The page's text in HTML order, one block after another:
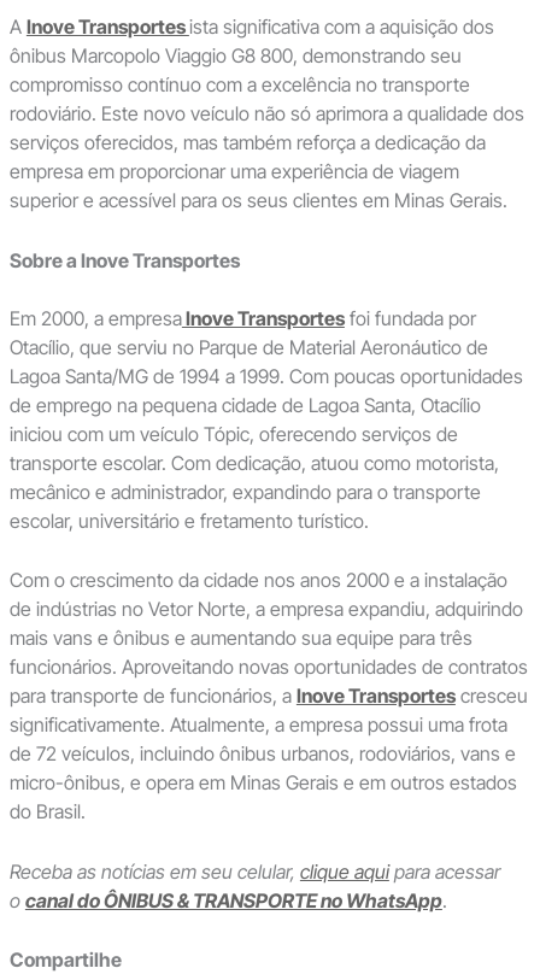
A Inove Transportesista significativa com a aquisição dos
ônibus Marcopolo Viaggio G8 800, demonstrando seu
compromisso contínuo com a excelência no transporte
rodoviário. Este novo veículo não só aprimora a qualidade dos
serviços oferecidos, mas também reforça a dedicação da
empresa em proporcionar uma experiência de viagem
superior e acessível para os seus clientes em Minas Gerais.
Sobre a Inove Transportes
Em 2000, a empresaInove Transportesfoi fundada por
Otacílio, que serviu no Parque de Material Aeronáutico de
Lagoa Santa/MG de 1994 a 1999. Com poucas oportunidades
de emprego na pequena cidade de Lagoa Santa, Otacílio
iniciou com um veículo Tópic, oferecendo serviços de
transporte escolar. Com dedicação, atuou como motorista,
mecânico e administrador, expandindo para o transporte
escolar, universitário e fretamento turístico.
Com o crescimento da cidade nos anos 2000 e a instalação
de indústrias no Vetor Norte, a empresa expandiu, adquirindo
mais vans e ônibus e aumentando sua equipe para três
funcionários. Aproveitando novas oportunidades de contratos
para transporte de funcionários, a Inove Transportescresceu
significativamente. Atualmente, a empresa possui uma frota
de 72 veículos, incluindo ônibus urbanos, rodoviários, vans e
micro-ônibus, e opera em Minas Gerais e em outros estados
do Brasil.
Receba as notícias em seu celular, clique aquipara acessar
o canal do ÔNIBUS & TRANSPORTE no WhatsApp.
Compartilhe